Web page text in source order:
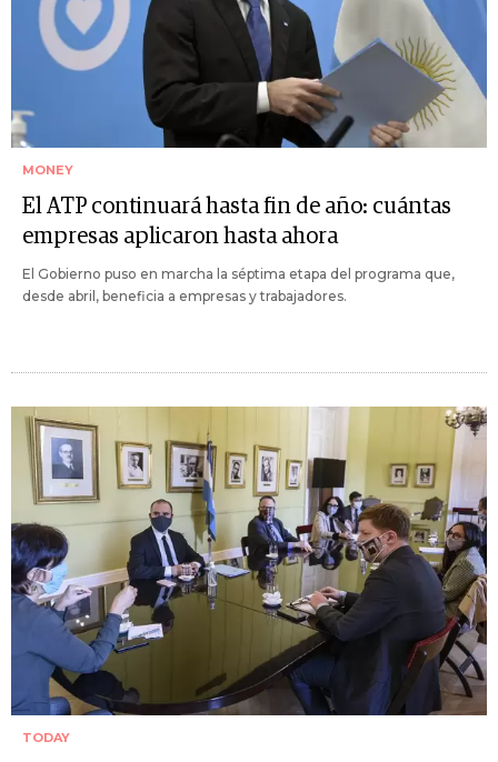
MONEY
El ATP continuará hasta fin de año: cuántas
empresas aplicaron hasta ahora
El Gobierno puso en marcha la séptima etapa del programa que,
desde abril, beneficia a empresas y trabajadores.
TODAY